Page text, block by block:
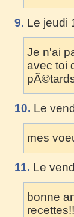
9. Le jeudi
Je n'ai
avec toi
10. Le
mes
11. Le
bonne
recettes!!